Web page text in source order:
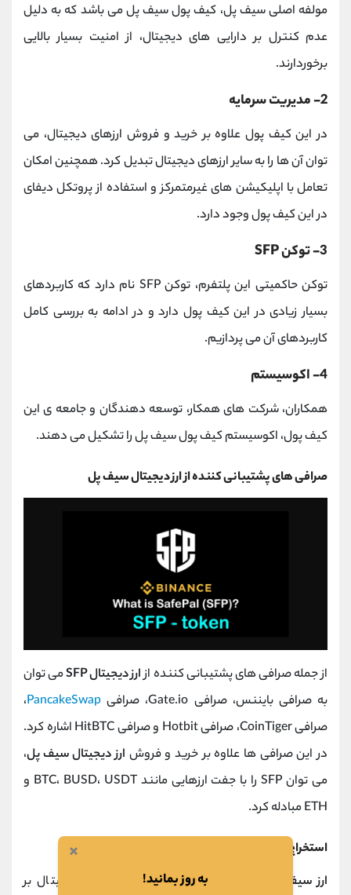
مولفه اصلی سیف پل، کیف پول سیف پل می باشد که به دلیل
عدم کنترل بر دارایی های دیجیتال، از امنیت بسیار بالایی
برخوردارند.
2- مدیریت سرمایه
در این کیف پول علاوه بر خرید و فروش ارزهای دیجیتال، می
توان آن ها را به سایر ارزهای دیجیتال تبدیل کرد. همچنین امکان
تعامل با اپلیکیشن های غیرمتمرکز و استفاده از پروتکل دیفای
در این کیف پول وجود دارد.
3- توکن SFP
توکن حاکمیتی این پلتفرم، توکن SFP نام دارد که کاربردهای
بسیار زیادی در این کیف پول دارد و در ادامه به بررسی کامل
کاربردهای آن می پردازیم.
4- اکوسیستم
همکاران، شرکت های همکار، توسعه دهندگان و جامعه ی این
کیف پول، اکوسیستم کیف پول سیف پل را تشکیل می دهند.
صرافی های پشتیبانی کننده از ارز دیجیتال سیف پل
از جمله صرافی های پشتیبانی کننده ازارز دیجیتال SFP
می توان
به صرافی بایننس، صرافی Gate.io، صرافی
PancakeSwap،
صرافی CoinTiger، صرافی Hotbit و صرافی HitBTC اشاره کرد.
در این صرافی ها علاوه بر خرید و فروش ارز دیجیتال سیف پل،
می توان SFP را با جفت ارزهایی مانند BTC، BUSD، USDT و
ETH مبادله کرد.
استخراج ارز سیف پل
ارز سیف پل
قابل استخراج نمی باشد، زیرا این ارز دیجیتال بر
×
به روز بمانید!